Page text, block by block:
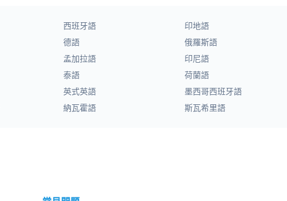
西班牙語 印地語
德語 俄羅斯語
孟加拉語 印尼語
泰語 荷蘭語
英式英語 墨西哥西班牙語
納瓦霍語 斯瓦希里語